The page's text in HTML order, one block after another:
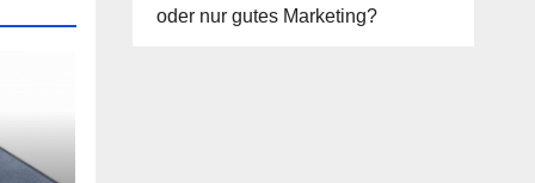
oder nur gutes Marketing?